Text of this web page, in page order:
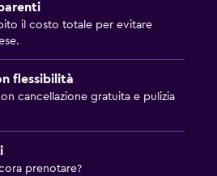
il costo totale per evitare
flessibilità
cancellazione gratuita e pulizia
prenotare?